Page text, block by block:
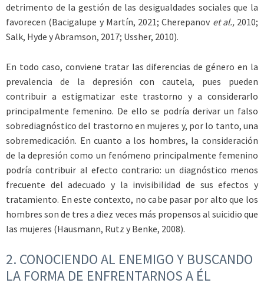
detrimento de la gestión de las desigualdades sociales que la
favorecen (Bacigalupe y Martín, 2021; ­Cherepanov et al.,2010;
Salk, Hyde y ­Abramson, 2017; Ussher, 2010).
En todo caso, conviene tratar las diferencias de género en la
prevalencia de la depresión con cautela, pues pueden
contribuir a estigmatizar este trastorno y a considerarlo
principalmente femenino. De ello se podría derivar un falso
sobrediagnóstico del trastorno en mujeres y, por lo tanto, una
sobremedicación. En cuanto a los hombres, la consideración
de la depresión como un fenómeno principalmente femenino
podría contribuir al efecto contrario: un diagnóstico menos
frecuente del adecuado y la invisibilidad de sus efectos y
tratamiento. En este contexto, no cabe pasar por alto que los
hombres son de tres a diez veces más propensos al suicidio que
las mujeres (Hausmann, Rutz y Benke, 2008).
2. CONOCIENDO AL ENEMIGO Y BUSCANDO
LA FORMA DE ENFRENTARNOS A ÉL